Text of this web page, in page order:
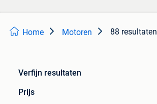
Home Motoren 88 resultaten
Verfijn resultaten
Prijs